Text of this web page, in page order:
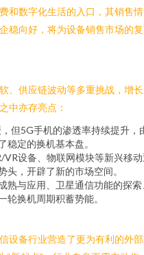
和数字化生活的入口，其销售
稳向好，将为设备销售市场的
、供应链波动等多重挑战，增
中亦存亮点：
但5G手机的渗透率持续提升，
稳定的换机基本盘。
VR设备、物联网模块等新兴移
，开辟了新的市场空间。
熟与应用、卫星通信功能的探
换机周期积蓄势能。
设备行业营造了更为有利的外